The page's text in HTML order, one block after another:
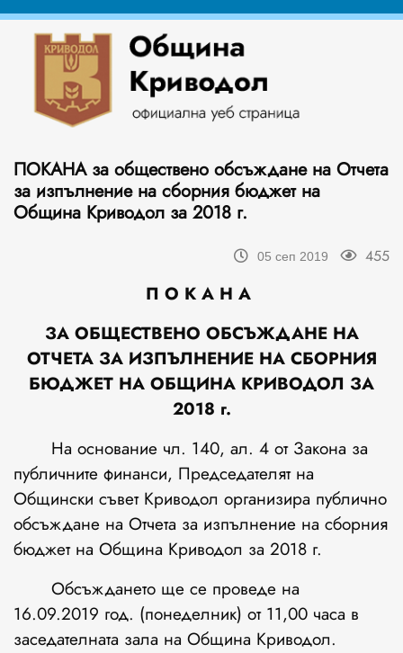
ПОКАНА за обществено обсъждане на Отчета
за изпълнение на сборния бюджет на
Община Криводол за 2018 г.
05 сеп 2019 455
П О К А Н А
ЗА ОБЩЕСТВЕНО ОБСЪЖДАНЕ НА
ОТЧЕТА ЗА ИЗПЪЛНЕНИЕ НА СБОРНИЯ
БЮДЖЕТ НА ОБЩИНА КРИВОДОЛ ЗА
2018 г.
На основание чл. 140, ал. 4 от Закона за
публичните финанси, Председателят на
Общински съвет Криводол организира публично
обсъждане на Отчета за изпълнение на сборния
бюджет на Община Криводол за 2018 г.
Обсъждането ще се проведе на
16.09.2019 год. (понеделник) от 11,00 часа в
заседателната зала на Община Криводол.